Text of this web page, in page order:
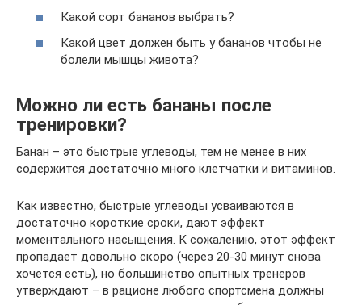
Какой сорт бананов выбрать?
Какой цвет должен быть у бананов чтобы не
болели мышцы живота?
Можно ли есть бананы после
тренировки?
Банан – это быстрые углеводы, тем не менее в них
содержится достаточно много клетчатки и витаминов.
Как известно, быстрые углеводы усваиваются в
достаточно короткие сроки, дают эффект
моментального насыщения. К сожалению, этот эффект
пропадает довольно скоро (через 20-30 минут снова
хочется есть), но большинство опытных тренеров
утверждают – в рационе любого спортсмена должны